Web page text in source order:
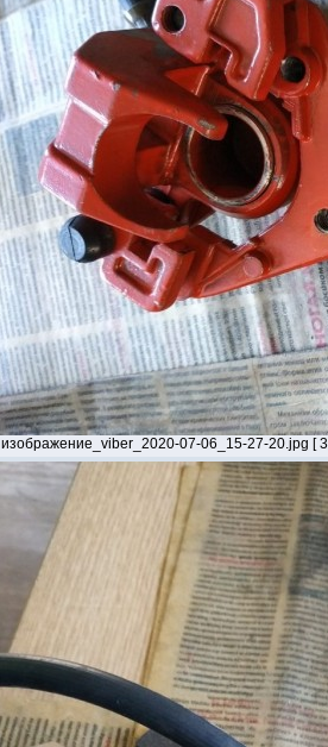
изображение_viber_2020-07-06_15-27-20.jpg [